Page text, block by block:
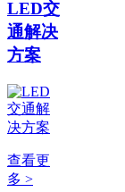
LED交
通解决
方案
查看更
多 >